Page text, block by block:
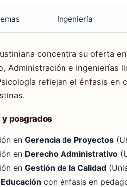
Ingeniería
concentra su oferta
Administración e Ingenierías
reflejan el énfasis en
y posgrados
en Gerencia de Proyectos
en Derecho Administrativo
en Gestión de la Calidad
con énfasis en